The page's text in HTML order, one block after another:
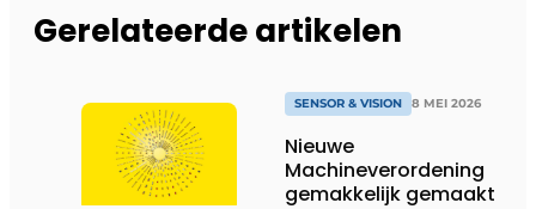
Gerelateerde artikelen
SENSOR & VISION 8 MEI 2026
Nieuwe
Machineverordening
gemakkelijk gemaakt